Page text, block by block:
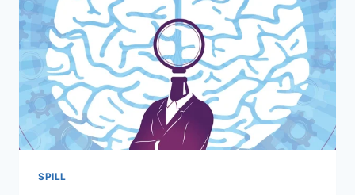
SPILL